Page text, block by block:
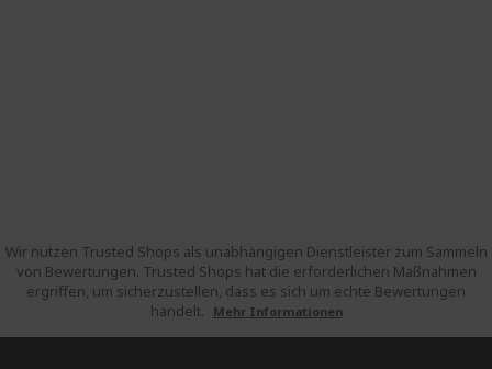
Wir nutzen Trusted Shops als unabhängigen Dienstleister zum Sammeln
von Bewertungen. Trusted Shops hat die erforderlichen Maßnahmen
ergriffen, um sicherzustellen, dass es sich um echte Bewertungen
handelt.
Mehr Informationen